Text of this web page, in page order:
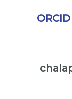
ORCID